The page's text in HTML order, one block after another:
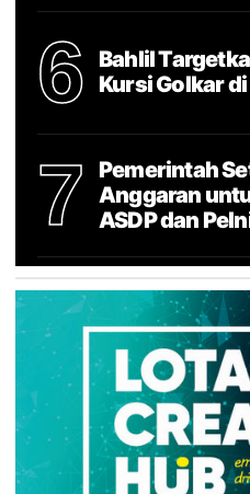
6
Bahlil
Kursi Golkar
7
Pemerintah
Anggaran
ASDP dan